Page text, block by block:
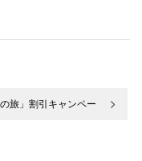
旅」割引キャンペー